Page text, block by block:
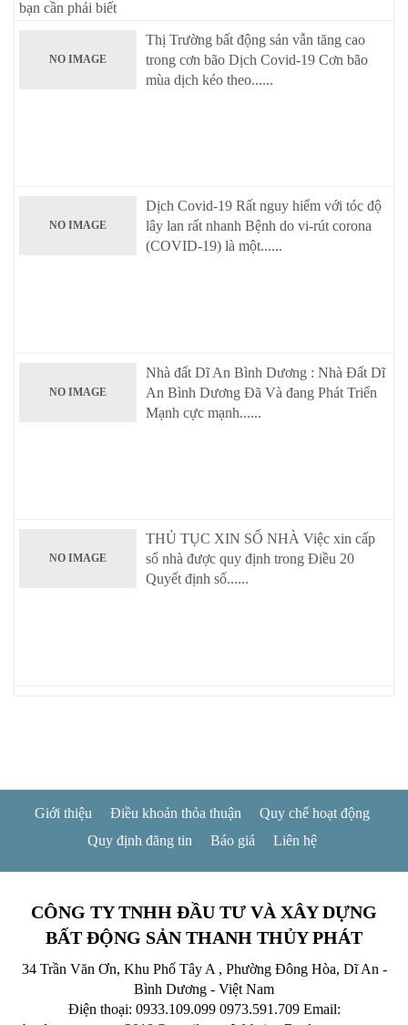
NO IMAGE
Thị Trường bất động sản vẫn tăng cao
trong cơn bão Dịch Covid-19 Cơn bão
mùa dịch kéo theo......
NO IMAGE
Dịch Covid-19 Rất nguy hiểm với tóc độ
lây lan rất nhanh Bệnh do vi-rút corona
(COVID-19) là một......
NO IMAGE
Nhà đất Dĩ An Bình Dương : Nhà Đất Dĩ
An Bình Dương Đã Và đang Phát Triển
Mạnh cực mạnh......
NO IMAGE
THỦ TỤC XIN SỐ NHÀ Việc xin cấp
số nhà được quy định trong Điều 20
Quyết định số......
Giới thiệu Điều khoản thỏa thuận
Quy chế hoạt động
Quy định đăng tin
Báo giá Liên hệ
CÔNG TY TNHH ĐẦU TƯ VÀ XÂY DỰNG
BẤT ĐỘNG SẢN THANH THỦY PHÁT
34 Trần Văn Ơn, Khu Phố Tây A , Phường Đông Hòa, Dĩ An -
Bình Dương - Việt Nam
Điện thoại: 0933.109.099 0973.591.709 Email: